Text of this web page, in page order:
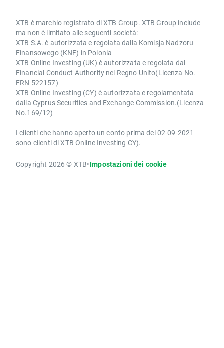
XTB è marchio registrato di XTB Group. XTB Group include
ma non è limitato alle seguenti società:
XTB S.A. è autorizzata e regolata dalla Komisja Nadzoru
Finansowego (KNF) in Polonia
XTB Online Investing (UK) è autorizzata e regolata dal
Financial Conduct Authority nel Regno Unito(Licenza No.
FRN 522157)
XTB Online Investing (CY) è autorizzata e regolamentata
dalla Cyprus Securities and Exchange Commission.(Licenza
No.169/12)
I clienti che hanno aperto un conto prima del 02-09-2021
sono clienti di XTB Online Investing CY).
Copyright 2026 © XTB•Impostazioni dei cookie